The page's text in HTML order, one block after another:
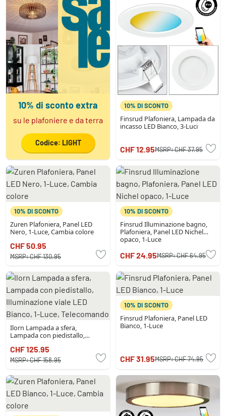
10% di sconto extra
su le plafoniere e da terra
Codice: LIGHT
10% DI SCONTO
Finsrud Plafoniera, Lampada da
incasso LED Bianco, 3-Luci
CHF 12.95MSRP:CHF 37.95
10% DI SCONTO
Zuren Plafoniera, Panel LED
Nero, 1-Luce, Cambia colore
CHF 50.95
MSRP:CHF 130.95
10% DI SCONTO
Finsrud Illuminazione bagno,
Plafoniera, Panel LED Nichel
opaco, 1-Luce
CHF 24.95MSRP:CHF 64.95
Ilorn Lampada a sfera,
Lampada con piedistallo,
1-Luce, Telecomando
CHF 125.95
MSRP:CHF 158.95
10% DI SCONTO
Finsrud Plafoniera, Panel LED
Bianco, 1-Luce
CHF 31.95MSRP:CHF 74.95